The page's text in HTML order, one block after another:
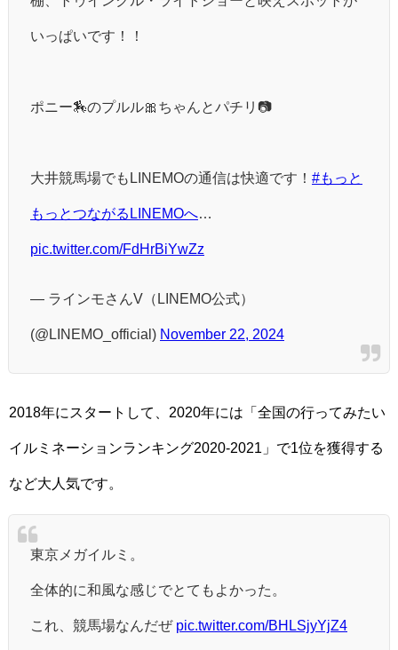
いっぱいです！！
ポニー🏇のプルル🎀ちゃんとパチリ📷
大井競馬場でもLINEMOの通信は快適です！ #もっと
もっとつながるLINEMOへ
pic.twitter.com/FdHrBiYwZz
— ラインモさんV（LINEMO公式）
(@LINEMO_official) November 22, 2024
2018年にスタートして、2020年には「全国の行ってみたい
イルミネーションランキング2020-2021」で1位を獲得する
など大人気です。
東京メガイルミ。
全体的に和風な感じでとてもよかった。
これ、競馬場なんだぜ pic.twitter.com/BHLSjyYjZ4